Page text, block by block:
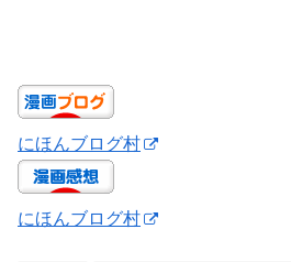
にほんブログ村
にほんブログ村